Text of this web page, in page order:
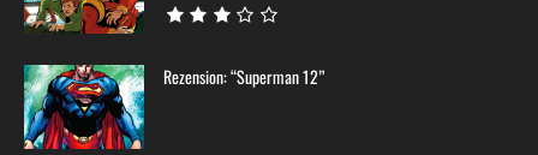
Rezension: “Superman 12”